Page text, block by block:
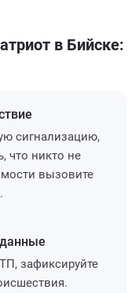
в Бийске:
сигнализацию,
что никто не
вызовите
зафиксируйте